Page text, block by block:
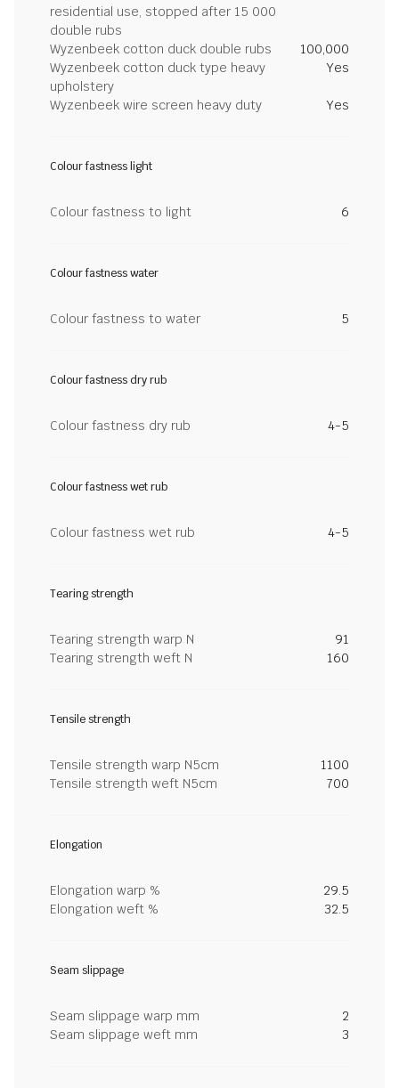
residential use, stopped after 15 000
double rubs
Wyzenbeek cotton duck double rubs
100,000
Wyzenbeek cotton duck type heavy
upholstery
Yes
Wyzenbeek wire screen heavy duty Yes
Colour fastness light
Colour fastness to light 6
Colour fastness water
Colour fastness to water 5
Colour fastness dry rub
Colour fastness dry rub 4-5
Colour fastness wet rub
Colour fastness wet rub 4-5
Tearing strength
Tearing strength warp N
91
Tearing strength weft N
160
Tensile strength
Tensile strength warp N5cm
1100
Tensile strength weft N5cm
700
Elongation
Elongation warp %
29.5
Elongation weft %
32.5
Seam slippage
Seam slippage warp mm
2
Seam slippage weft mm
3